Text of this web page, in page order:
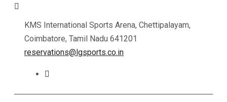
KMS International Sports Arena, Chettipalayam,
Coimbatore, Tamil Nadu 641201
reservations@lgsports.co.in